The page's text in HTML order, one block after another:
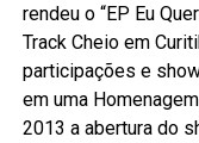
rendeu o “EP Eu
Track Cheio em
participações e
em uma
2013 a abertura do